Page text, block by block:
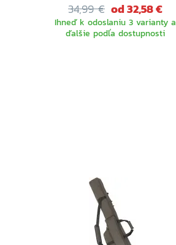
34,99 € od 32,58 €
Ihneď k odoslaniu 3 varianty a
ďalšie podľa dostupnosti